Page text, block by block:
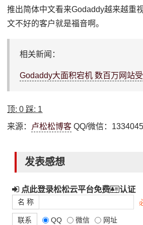
推出简体中文看来Godaddy越来越重
文不好的客户就是福音啊。
相关新闻：
Godaddy大面积宕机 数百万网站
顶:0 踩: 1
来源： 卢松松博客 QQ/微信：
发表感想
点此登录松松云平台免费 认证
名 称
联系 QQ 微信 网址